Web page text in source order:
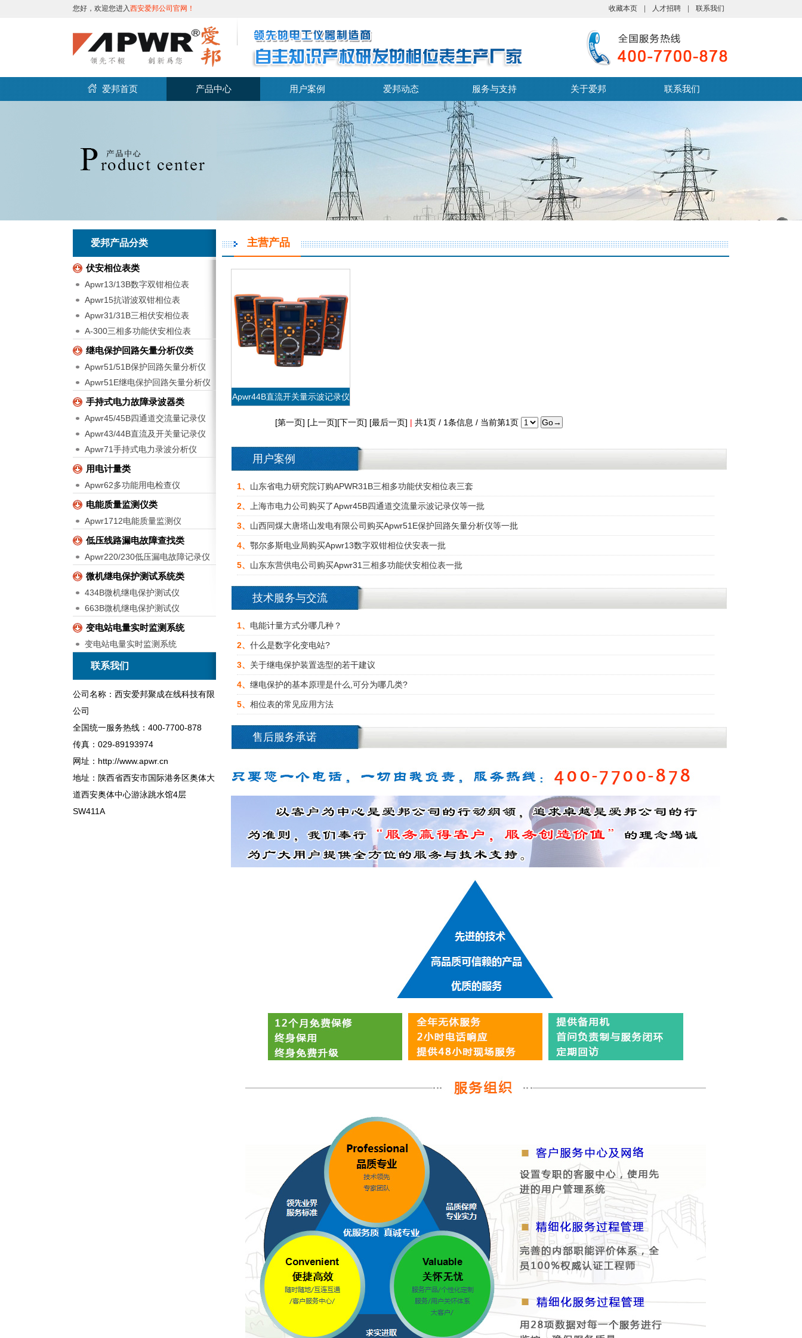
您好，欢迎您进入西安爱邦公司官网！ 收藏本页 人才招聘 联系我们
爱邦首页 产品中心 用户案例 爱邦动态 服务与支持 关于爱邦 联系我们
爱邦产品分类
伏安相位表类
Apwr13/13B数字双钳相位表
Apwr15抗谐波双钳相位表
Apwr31/31B三相伏安相位表
A-300三相多功能伏安相位表
继电保护回路矢量分析仪类
Apwr51/51B保护回路矢量分析仪
Apwr51E继电保护回路矢量分析仪
手持式电力故障录波器类
Apwr45/45B四通道交流量记录仪
Apwr43/44B直流及开关量记录仪
Apwr71手持式电力录波分析仪
用电计量类
Apwr62多功能用电检查仪
电能质量监测仪类
Apwr1712电能质量监测仪
低压线路漏电故障查找类
Apwr220/230低压漏电故障记录仪
微机继电保护测试系统类
434B微机继电保护测试仪
663B微机继电保护测试仪
变电站电量实时监测系统
变电站电量实时监测系统
联系我们
公司名称：西安爱邦聚成在线科技有限
公司
全国统一服务热线：400-7700-878
传真：029-89193974
网址：http://www.apwr.cn
地址：陕西省西安市国际港务区奥体大
道西安奥体中心游泳跳水馆4层
SW411A
主营产品
Apwr44B直流开关量示波记录仪
VIEW MORE
Apwr44B直流开关量示波记录仪
[第一页] [上一页][下一页] [最后一页] | 共1页 / 1条信息 / 当前第1页
用户案例
1、 山东省电力研究院订购APWR31B三相多功能伏安相位表三套
2、 上海市电力公司购买了Apwr45B四通道交流量示波记录仪等一批
3、 山西同煤大唐塔山发电有限公司购买Apwr51E保护回路矢量分析仪等一批
4、 鄂尔多斯电业局购买Apwr13数字双钳相位伏安表一批
5、 山东东营供电公司购买Apwr31三相多功能伏安相位表一批
技术服务与交流
1、 电能计量方式分哪几种？
2、 什么是数字化变电站?
3、 关于继电保护装置选型的若干建议
4、 继电保护的基本原理是什么,可分为哪几类?
5、 相位表的常见应用方法
售后服务承诺